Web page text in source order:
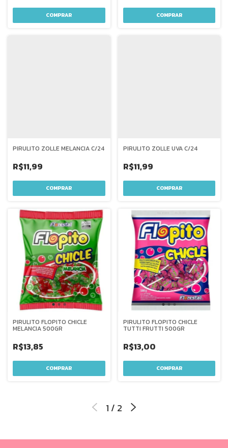
PIRULITO ZOLLE MELANCIA C/24
R$11,99
PIRULITO ZOLLE UVA C/24
R$11,99
PIRULITO FLOPITO CHICLE
MELANCIA 500GR
R$13,85
PIRULITO FLOPITO CHICLE
TUTTI FRUTTI 500GR
R$13,00
1 / 2